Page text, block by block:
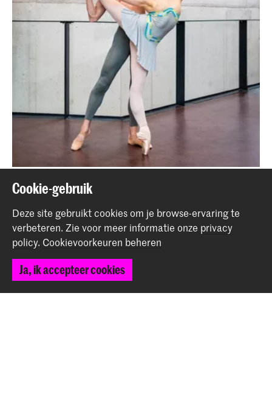
Auditie Bachelor Dans
Evenement
Contact
Cookie-gebruik
Deze site gebruikt cookies om je browse-ervaring te
verbeteren. Zie voor meer informatie onze privacy
policy. Cookievoorkeuren beheren
Ja, ik accepteer cookies